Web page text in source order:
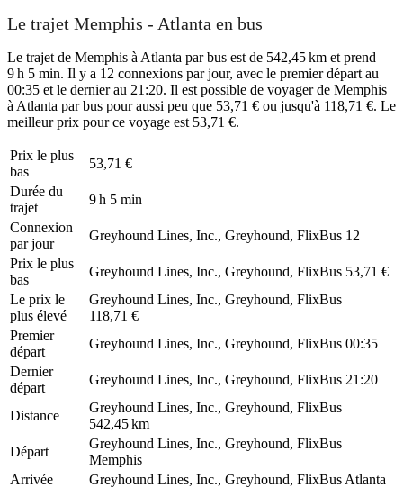
Le trajet Memphis - Atlanta en bus
Le trajet de Memphis à Atlanta par bus est de 542,45 km et prend
9 h 5 min. Il y a 12 connexions par jour, avec le premier départ au
00:35 et le dernier au 21:20. Il est possible de voyager de Memphis
à Atlanta par bus pour aussi peu que 53,71 € ou jusqu'à 118,71 €. Le
meilleur prix pour ce voyage est 53,71 €.
Prix ​​le plus
bas
53,71 €
Durée du
trajet
9 h 5 min
Connexion
par jour
Greyhound Lines, Inc., Greyhound, FlixBus 12
Prix ​​le plus
bas
Greyhound Lines, Inc., Greyhound, FlixBus 53,71 €
Le prix le
plus élevé
Greyhound Lines, Inc., Greyhound, FlixBus
118,71 €
Premier
départ
Greyhound Lines, Inc., Greyhound, FlixBus 00:35
Dernier
départ
Greyhound Lines, Inc., Greyhound, FlixBus 21:20
Distance
Greyhound Lines, Inc., Greyhound, FlixBus
542,45 km
Départ
Greyhound Lines, Inc., Greyhound, FlixBus
Memphis
Arrivée
Greyhound Lines, Inc., Greyhound, FlixBus Atlanta